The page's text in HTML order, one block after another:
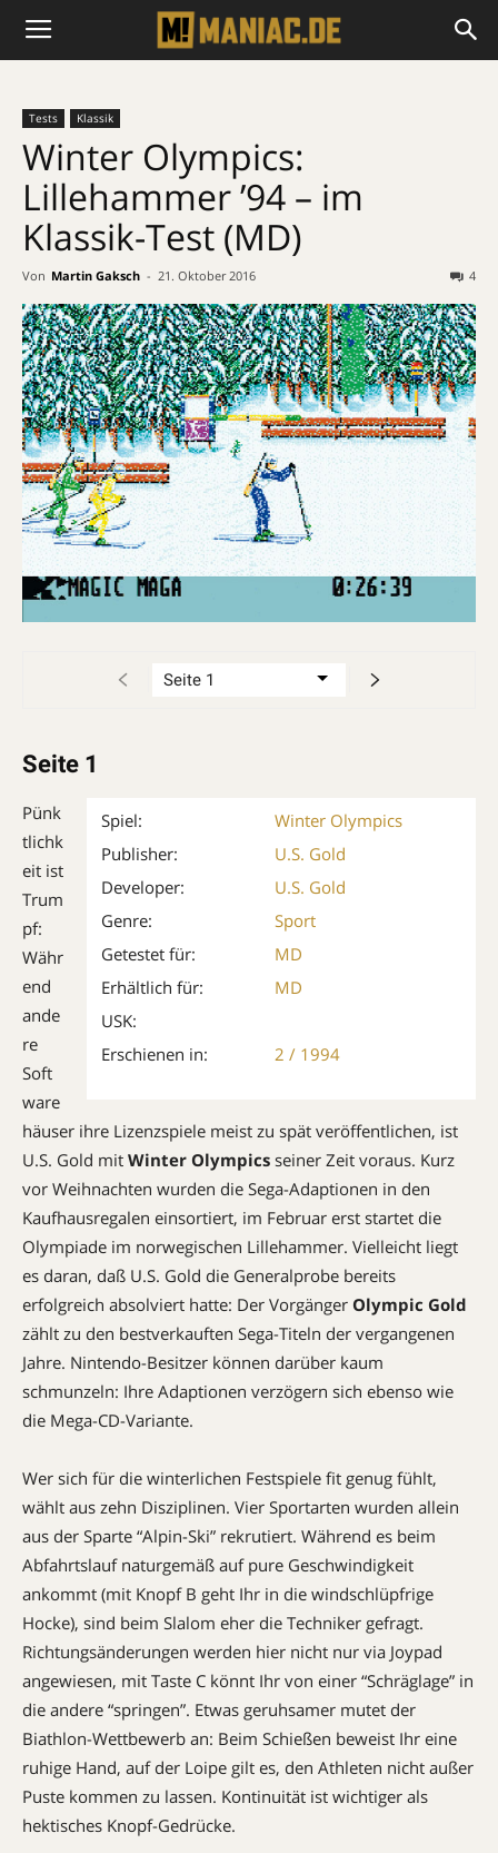
Tests Klassik
Winter Olympics:
Lillehammer ’94 – im
Klassik-Test (MD)
Von Martin Gaksch - 21. Oktober 2016 4
Seite 1
Spiel:
Winter Olympics
Publisher:
U.S. Gold
Developer:
U.S. Gold
Genre:
Sport
Getestet für:
MD
Erhältlich für:
MD
USK:
Erschienen in:
2 / 1994
Pünk
tlichk
eit ist
Trum
pf:
Währ
end
ande
re
Soft
ware
häuser ihre Lizenzspiele meist zu spät veröffentlichen, ist
U.S. Gold mit Winter Olympics seiner Zeit voraus. Kurz
vor Weihnachten wurden die Sega-Adaptionen in den
Kaufhausregalen einsortiert, im Februar erst startet die
Olympiade im norwegischen Lillehammer. Vielleicht liegt
es daran, daß U.S. Gold die Generalprobe bereits
erfolgreich absolviert hatte: Der Vorgänger Olympic Gold
zählt zu den bestverkauften Sega-Titeln der vergangenen
Jahre. Nintendo-Besitzer können darüber kaum
schmunzeln: Ihre Adaptionen verzögern sich ebenso wie
die Mega-CD-Variante.
Wer sich für die winterlichen Festspiele fit genug fühlt,
wählt aus zehn Disziplinen. Vier Sportarten wurden allein
aus der Sparte “Alpin-Ski” rekrutiert. Während es beim
Abfahrtslauf naturgemäß auf pure Geschwindigkeit
ankommt (mit Knopf B geht Ihr in die windschlüpfrige
Hocke), sind beim Slalom eher die Techniker gefragt.
Richtungsänderungen werden hier nicht nur via Joypad
angewiesen, mit Taste C könnt Ihr von einer “Schräglage” in
die andere “springen”. Etwas geruhsamer mutet der
Biathlon-Wettbewerb an: Beim Schießen beweist Ihr eine
ruhige Hand, auf der Loipe gilt es, den Athleten nicht außer
Puste kommen zu lassen. Kontinuität ist wichtiger als
hektisches Knopf-Gedrücke.